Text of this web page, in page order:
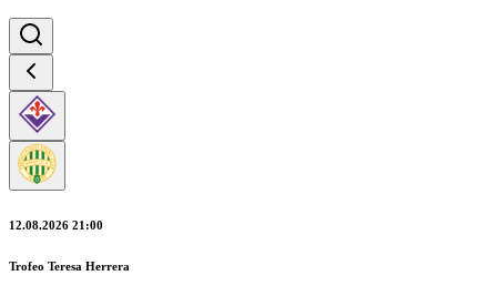
12.08.2026 21:00
Trofeo Teresa Herrera